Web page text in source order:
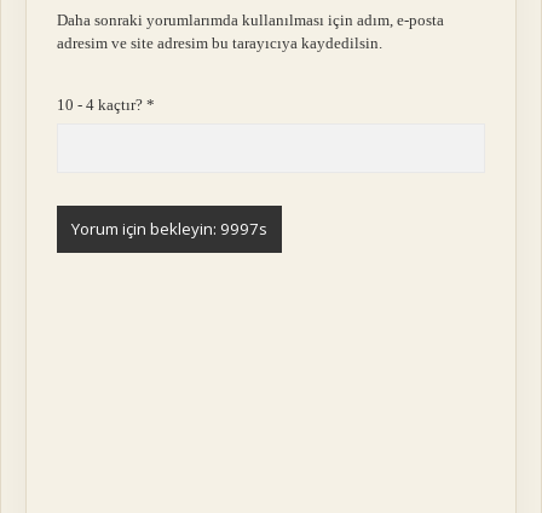
Daha sonraki yorumlarımda kullanılması için adım, e-posta
adresim ve site adresim bu tarayıcıya kaydedilsin.
10 - 4 kaçtır?*